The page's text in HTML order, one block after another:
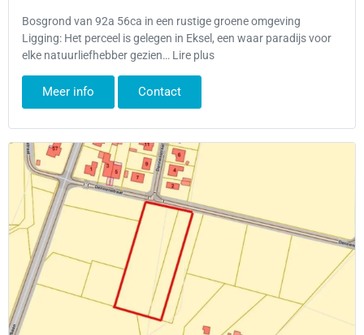
Bosgrond van 92a 56ca in een rustige groene omgeving
Ligging: Het perceel is gelegen in Eksel, een waar paradijs voor
elke natuurliefhebber gezien… Lire plus
Meer info Contact